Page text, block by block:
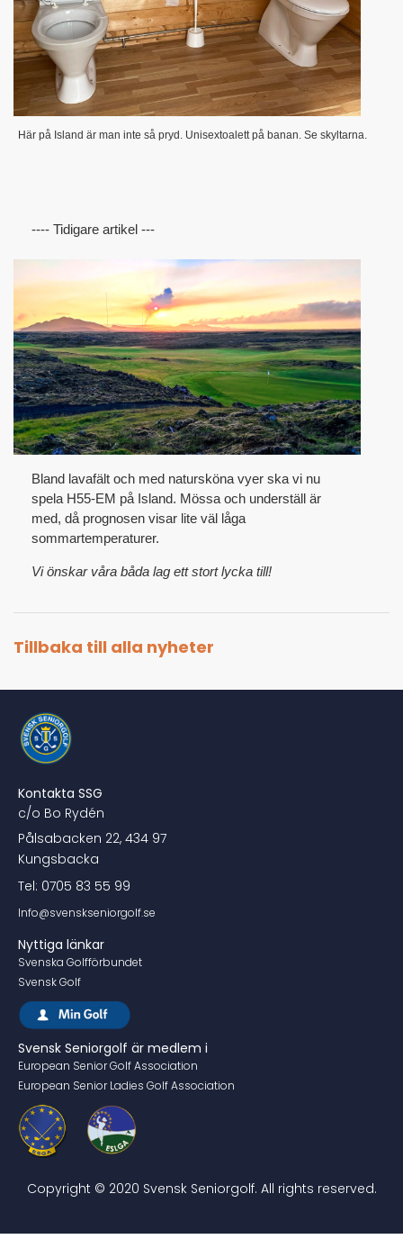
Här på Island är man inte så pryd. Unisextoalett på banan. Se skyltarna.
---- Tidigare artikel ---
Bland lavafält och med natursköna vyer ska vi nu
spela H55-EM på Island. Mössa och underställ är
med, då prognosen visar lite väl låga
sommartemperaturer.
Vi önskar våra båda lag ett stort lycka till!
Tillbaka till alla nyheter
Kontakta SSG
c/o Bo Rydén
Pålsabacken 22, 434 97
Kungsbacka
Tel: 0705 83 55 99
Info@svenskseniorgolf.se
Nyttiga länkar
Svenska Golfförbundet
Svensk Golf
Svensk Seniorgolf är medlem i
European Senior Golf Association
European Senior Ladies Golf Association
Copyright © 2020 Svensk Seniorgolf. All rights reserved.